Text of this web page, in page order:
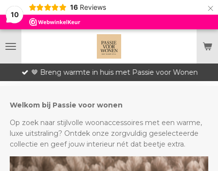
10
16 Reviews ×
🤎 Breng warmte in huis met Passie voor Wonen
Welkom bij Passie voor wonen
Op zoek naar stijlvolle woonaccessoires met een warme,
luxe uitstraling? Ontdek onze zorgvuldig geselecteerde
collectie en geef jouw interieur nét dat beetje extra.